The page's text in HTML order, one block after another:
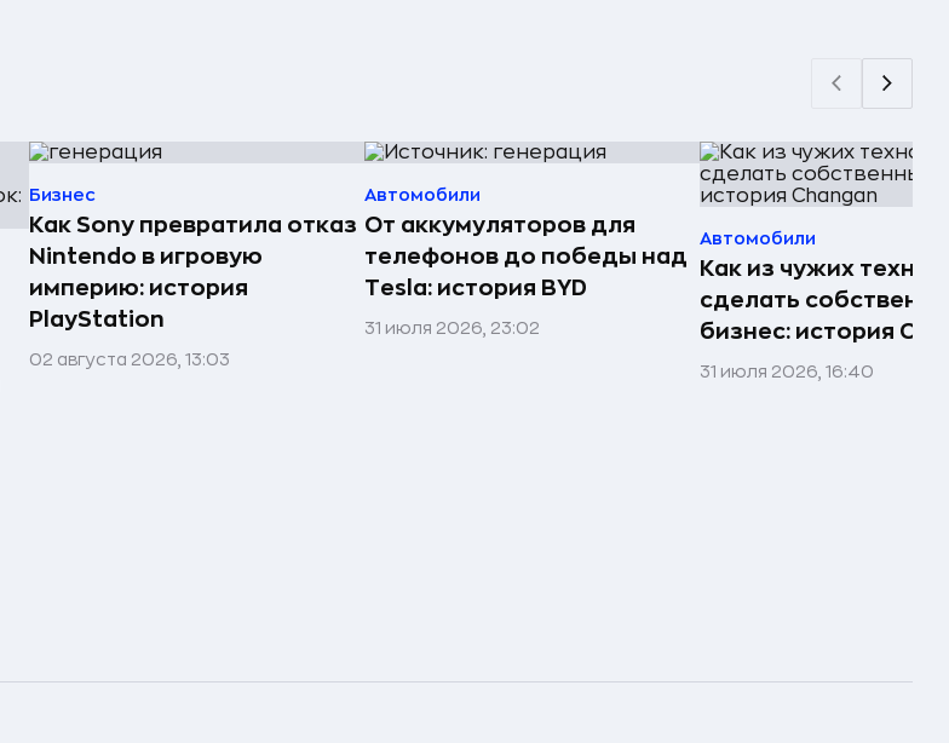
Бизнес
Как Sony превратила отказ
Nintendo в игровую
империю: история
PlayStation
02 августа 2026, 13:03
Автомобили
От аккумуляторов для
телефонов до победы над
Tesla: история BYD
31 июля 2026, 23:02
Автомобили
Как из чужих
сделать
бизнес: история
31 июля 2026, 16:40